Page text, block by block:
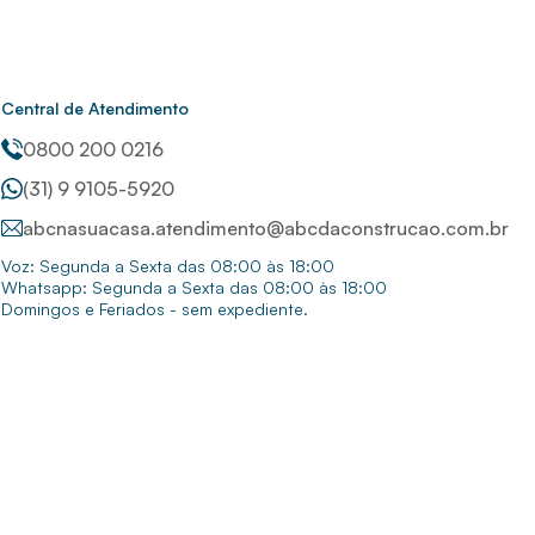
Central de Atendimento
0800 200 0216
(31) 9 9105-5920
abcnasuacasa.atendimento@abcdaconstrucao.com.br
Voz: Segunda a Sexta das 08:00 às 18:00
Whatsapp: Segunda a Sexta das 08:00 às 18:00
Domingos e Feriados - sem expediente.